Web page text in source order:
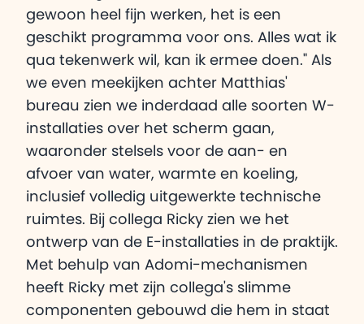
gewoon heel fijn werken, het is een
geschikt programma voor ons. Alles wat ik
qua tekenwerk wil, kan ik ermee doen." Als
we even meekijken achter Matthias'
bureau zien we inderdaad alle soorten W-
installaties over het scherm gaan,
waaronder stelsels voor de aan- en
afvoer van water, warmte en koeling,
inclusief volledig uitgewerkte technische
ruimtes. Bij collega Ricky zien we het
ontwerp van de E-installaties in de praktijk.
Met behulp van Adomi-mechanismen
heeft Ricky met zijn collega's slimme
componenten gebouwd die hem in staat